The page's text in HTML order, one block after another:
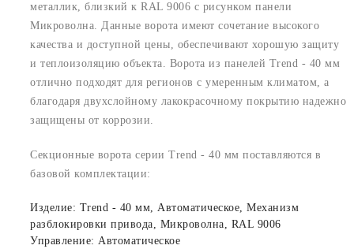
металлик, близкий к RAL 9006 с рисунком панели
Микроволна. Данные ворота имеют сочетание высокого
качества и доступной цены, обеспечивают хорошую защиту
и теплоизоляцию объекта. Ворота из панелей Trend - 40 мм
отлично подходят для регионов с умеренным климатом, а
благодаря двухслойному лакокрасочному покрытию надежно
защищены от коррозии.
Секционные ворота серии Trend - 40 мм поставляются в
базовой комплектации:
Изделие: Trend - 40 мм, Автоматическое, Механизм
разблокировки привода, Микроволна, RAL 9006
Управление: Автоматическое